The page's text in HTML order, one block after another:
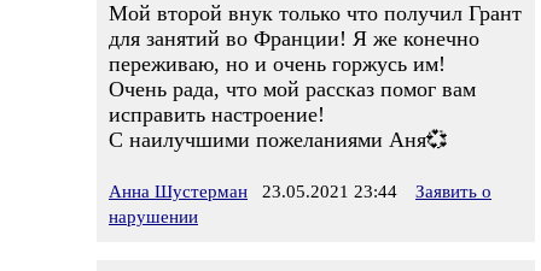
Мой второй внук только что получил Грант
для занятий во Франции! Я же конечно
переживаю, но и очень горжусь им!
Очень рада, что мой рассказ помог вам
исправить настроение!
С наилучшими пожеланиями Аня💞
Анна Шустерман 23.05.2021 23:44
Заявить о
нарушении